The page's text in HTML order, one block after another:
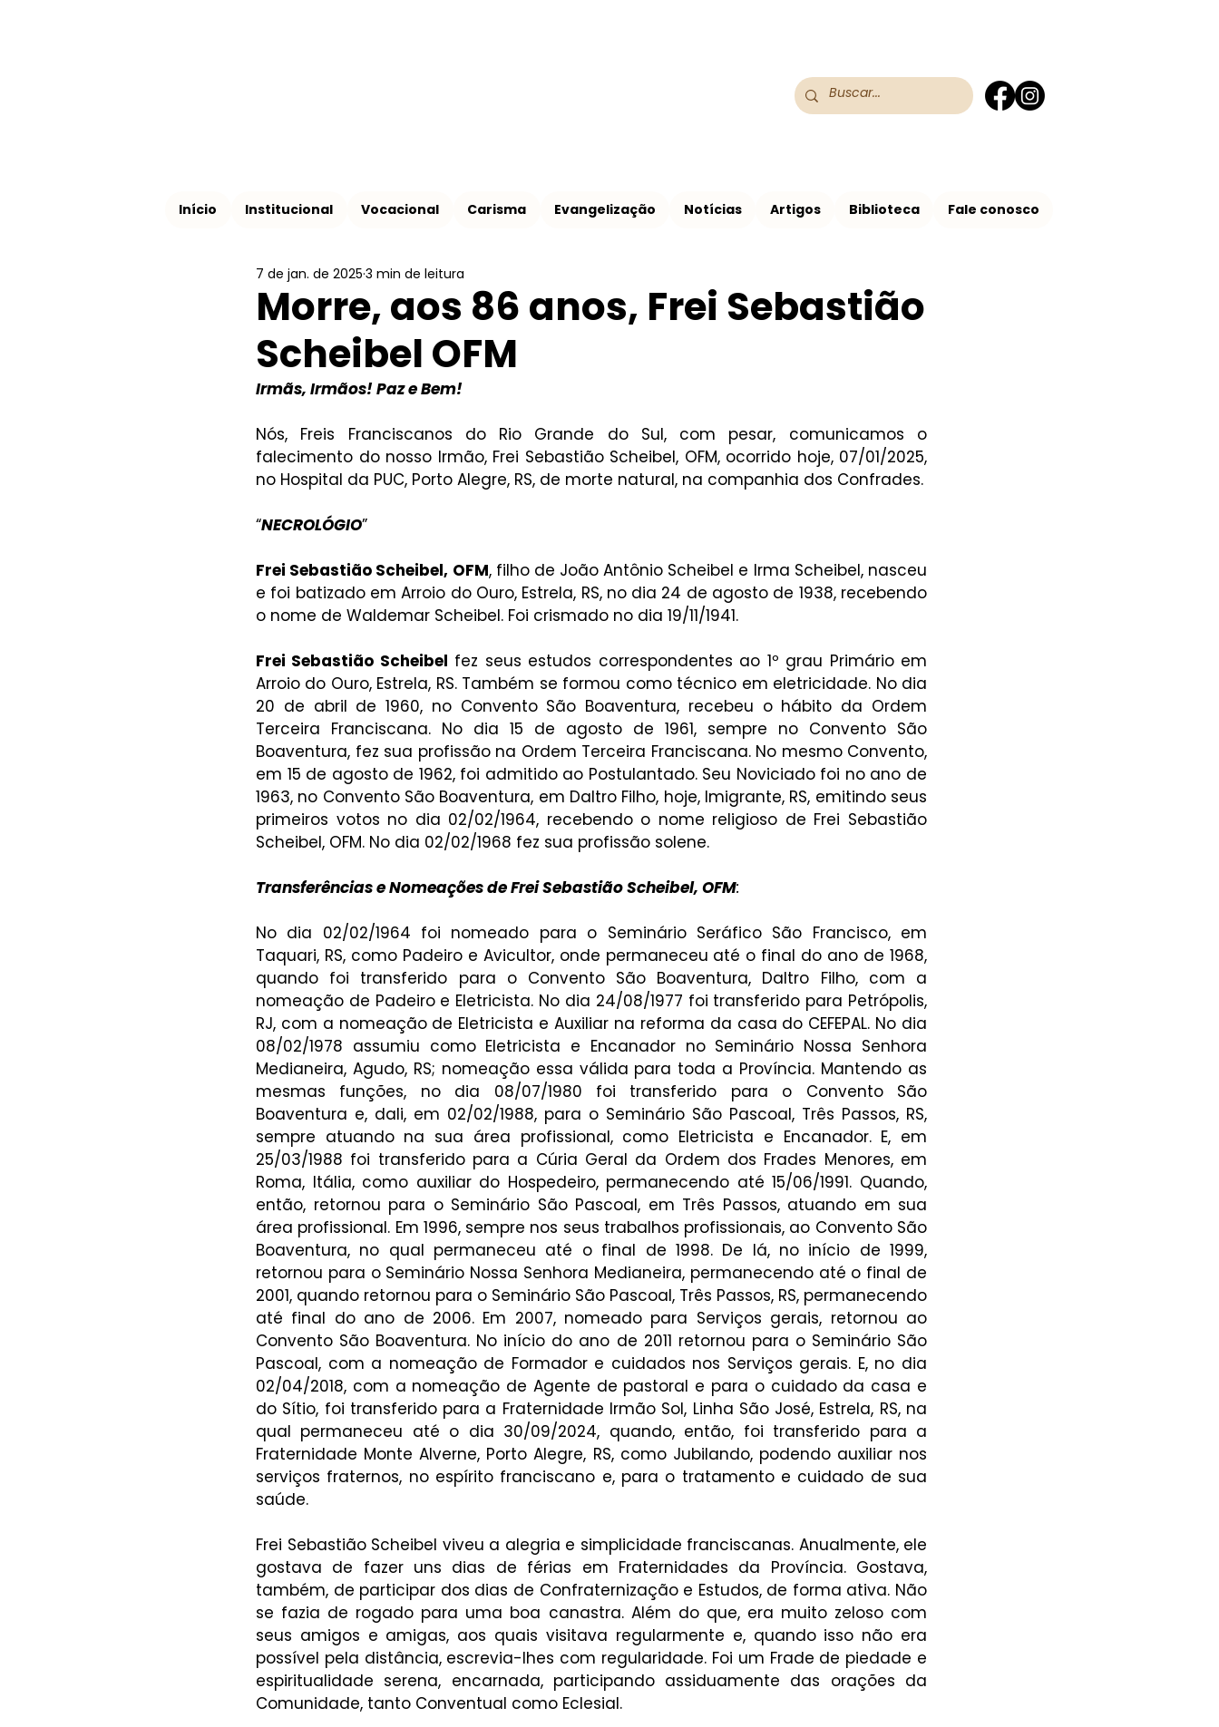
Franciscanos do RS
Início Institucional Vocacional Carisma Evangelização Notícias Artigos Biblioteca Fale conosco
Morre, aos 86 anos, Frei Sebastião
Scheibel OFM
7 de jan. de 2025 3 min de leitura
Irmãs, Irmãos! Paz e Bem!
Nós, Freis Franciscanos do Rio Grande do Sul, com pesar, comunicamos o
falecimento do nosso Irmão, Frei Sebastião Scheibel, OFM, ocorrido hoje, 07/01/2025,
no Hospital da PUC, Porto Alegre, RS, de morte natural, na companhia dos Confrades.
“NECROLÓGIO”
Frei Sebastião Scheibel, OFM, filho de João Antônio Scheibel e Irma Scheibel, nasceu
e foi batizado em Arroio do Ouro, Estrela, RS, no dia 24 de agosto de 1938, recebendo
o nome de Waldemar Scheibel. Foi crismado no dia 19/11/1941.
Frei Sebastião Scheibel fez seus estudos correspondentes ao 1º grau Primário em
Arroio do Ouro, Estrela, RS. Também se formou como técnico em eletricidade. No dia
20 de abril de 1960, no Convento São Boaventura, recebeu o hábito da Ordem
Terceira Franciscana. No dia 15 de agosto de 1961, sempre no Convento São
Boaventura, fez sua profissão na Ordem Terceira Franciscana. No mesmo Convento,
em 15 de agosto de 1962, foi admitido ao Postulantado. Seu Noviciado foi no ano de
1963, no Convento São Boaventura, em Daltro Filho, hoje, Imigrante, RS, emitindo seus
primeiros votos no dia 02/02/1964, recebendo o nome religioso de Frei Sebastião
Scheibel, OFM. No dia 02/02/1968 fez sua profissão solene.
Transferências e Nomeações de Frei Sebastião Scheibel, OFM:
No dia 02/02/1964 foi nomeado para o Seminário Seráfico São Francisco, em
Taquari, RS, como Padeiro e Avicultor, onde permaneceu até o final do ano de 1968,
quando foi transferido para o Convento São Boaventura, Daltro Filho, com a
nomeação de Padeiro e Eletricista. No dia 24/08/1977 foi transferido para Petrópolis,
RJ, com a nomeação de Eletricista e Auxiliar na reforma da casa do CEFEPAL. No dia
08/02/1978 assumiu como Eletricista e Encanador no Seminário Nossa Senhora
Medianeira, Agudo, RS; nomeação essa válida para toda a Província. Mantendo as
mesmas funções, no dia 08/07/1980 foi transferido para o Convento São
Boaventura e, dali, em 02/02/1988, para o Seminário São Pascoal, Três Passos, RS,
sempre atuando na sua área profissional, como Eletricista e Encanador. E, em
25/03/1988 foi transferido para a Cúria Geral da Ordem dos Frades Menores, em
Roma, Itália, como auxiliar do Hospedeiro, permanecendo até 15/06/1991. Quando,
então, retornou para o Seminário São Pascoal, em Três Passos, atuando em sua
área profissional. Em 1996, sempre nos seus trabalhos profissionais, ao Convento São
Boaventura, no qual permaneceu até o final de 1998. De lá, no início de 1999,
retornou para o Seminário Nossa Senhora Medianeira, permanecendo até o final de
2001, quando retornou para o Seminário São Pascoal, Três Passos, RS, permanecendo
até final do ano de 2006. Em 2007, nomeado para Serviços gerais, retornou ao
Convento São Boaventura. No início do ano de 2011 retornou para o Seminário São
Pascoal, com a nomeação de Formador e cuidados nos Serviços gerais. E, no dia
02/04/2018, com a nomeação de Agente de pastoral e para o cuidado da casa e
do Sítio, foi transferido para a Fraternidade Irmão Sol, Linha São José, Estrela, RS, na
qual permaneceu até o dia 30/09/2024, quando, então, foi transferido para a
Fraternidade Monte Alverne, Porto Alegre, RS, como Jubilando, podendo auxiliar nos
serviços fraternos, no espírito franciscano e, para o tratamento e cuidado de sua
saúde.
Frei Sebastião Scheibel viveu a alegria e simplicidade franciscanas. Anualmente, ele
gostava de fazer uns dias de férias em Fraternidades da Província. Gostava,
também, de participar dos dias de Confraternização e Estudos, de forma ativa. Não
se fazia de rogado para uma boa canastra. Além do que, era muito zeloso com
seus amigos e amigas, aos quais visitava regularmente e, quando isso não era
possível pela distância, escrevia-lhes com regularidade. Foi um Frade de piedade e
espiritualidade serena, encarnada, participando assiduamente das orações da
Comunidade, tanto Conventual como Eclesial.